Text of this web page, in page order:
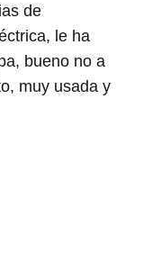
de
le ha
bueno no a
muy usada y